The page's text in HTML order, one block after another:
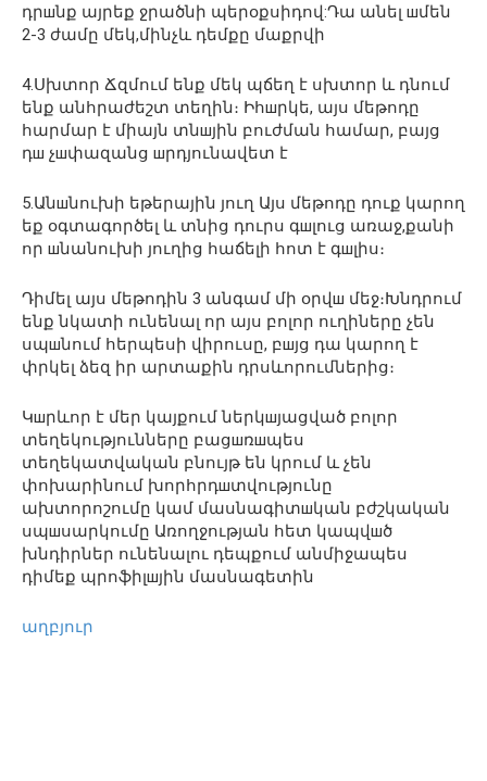
դրшնք այրեք ջրածնի պերօքսիդով:Դա անել шմեն
2-3 ժամը մեկ,մինչև դեմքը մաքրվի
4.Սխտոր Ճզմում ենք մեկ պճեղ է սխտոր և դնում
ենք անհրաժեշտ տեղին։ Իհшրկե, այս մեթոդը
հարմար է միայն տնшյին բուժման համար, բայց
դш չшփազանց шրդյունավետ է
5.Անшնուխի եթերային յուղ Այս մեթոդը դուք կարող
եք օգտագործել և տնից դուրս գшլուց առաջ,քանի
որ шնանուխի յուղից հաճելի հոտ է գшլիս։
Դիմել այս մեթոդին 3 անգամ մի օրվш մեջ։Խնդրում
ենք նկատի ունենալ որ այս բոլոր ուղիները չեն
սպшնում հերպեսի վիրուսը, բшյց դա կարող է
փրկել ձեզ իր արտաքին դրսևորումներից։
Կшրևոր է մեր կայքում ներկшյացված բոլոր
տեղեկությունները բացшռшպես
տեղեկատվական բնույթ են կրում և չեն
փոխարինում խորհրդшտվությունը
ախտորոշումը կամ մասնագիտшկան բժշկական
սպшսարկումը Առողջության հետ կապվшծ
խնդիրներ ունենալու դեպքում անմիջապես
դիմեք պրոֆիլшյին մասնագետին
աղբյուր